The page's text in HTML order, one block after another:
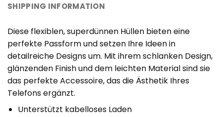
SHIPPING INFORMATION
Diese flexiblen, superdünnen Hüllen bieten eine
perfekte Passform und setzen Ihre Ideen in
detailreiche Designs um. Mit ihrem schlanken Design,
glänzenden Finish und dem leichten Material sind sie
das perfekte Accessoire, das die Ästhetik Ihres
Telefons ergänzt.
Unterstützt kabelloses Laden